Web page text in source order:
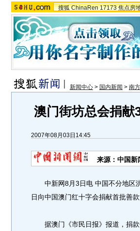
搜狐 ChinaRen 17173 焦点房
新闻中心 > 国内新闻 > 南
澳门街坊总会捐献
2007年08月03日14:45
来源：中国新
中新网8月3日电 中国不分地区
日向中国澳门红十字会捐献首批善
据澳门《市民日报》报道，捐款